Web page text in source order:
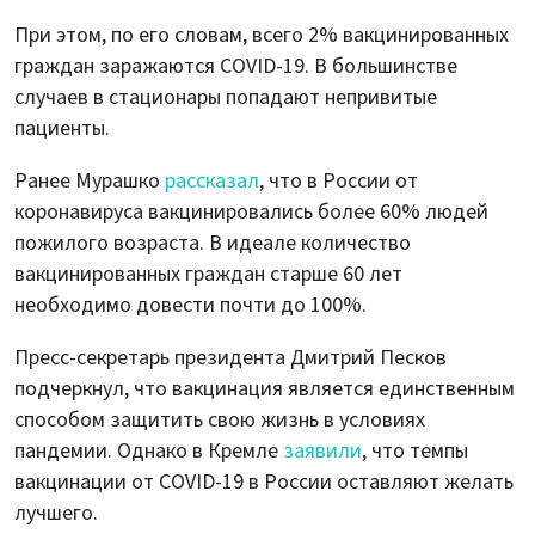
При этом, по его словам, всего 2% вакцинированных
граждан заражаются COVID-19. В большинстве
случаев в стационары попадают непривитые
пациенты.
Ранее Мурашко рассказал, что в России от
коронавируса вакцинировались более 60% людей
пожилого возраста. В идеале количество
вакцинированных граждан старше 60 лет
необходимо довести почти до 100%.
Пресс-секретарь президента Дмитрий Песков
подчеркнул, что вакцинация является единственным
способом защитить свою жизнь в условиях
пандемии. Однако в Кремле заявили, что темпы
вакцинации от COVID-19 в России оставляют желать
лучшего.